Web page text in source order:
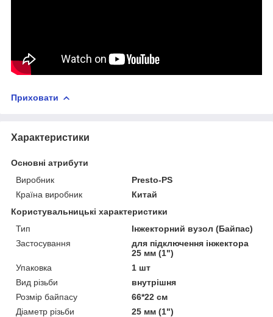
Приховати
Характеристики
Основні атрибути
Виробник
Presto-PS
Країна виробник
Китай
Користувальницькі характеристики
Тип
Інжекторний вузол (Байпас)
Застосування
для підключення інжектора
25 мм (1")
Упаковка
1 шт
Вид різьби
внутрішня
Розмір байпасу
66*22 см
Діаметр різьби
25 мм (1")